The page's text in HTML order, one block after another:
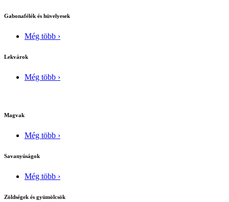
Gabonafélék és hüvelyesek
Még több ›
Lekvárok
Még több ›
Magvak
Még több ›
Savanyúságok
Még több ›
Zöldségek és gyümölcsök